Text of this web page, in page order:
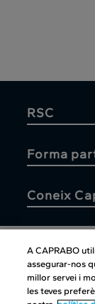
RSC
Forma
Coneix
A CAPRABO
assegurar-nos
millor servei i
les teves